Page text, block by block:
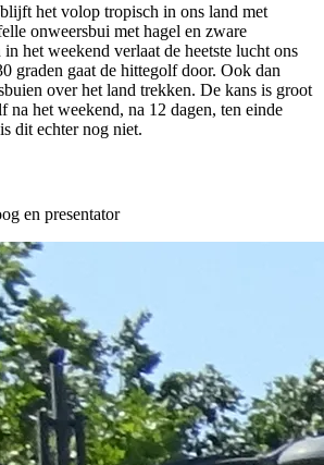
het volop tropisch in ons land met
onweersbui met hagel en zware
het weekend verlaat de heetste lucht ons
graden gaat de hittegolf door. Ook dan
over het land trekken. De kans is groot
na het weekend, na 12 dagen, ten einde
dit echter nog niet.
en presentator